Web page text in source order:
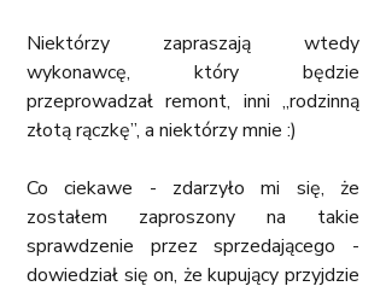
Niektórzy zapraszają wtedy
wykonawcę, który będzie
przeprowadzał remont, inni „rodzinną
złotą rączkę”, a niektórzy mnie :)
Co ciekawe - zdarzyło mi się, że
zostałem zaproszony na takie
sprawdzenie przez sprzedającego -
dowiedział się on, że kupujący przyjdzie